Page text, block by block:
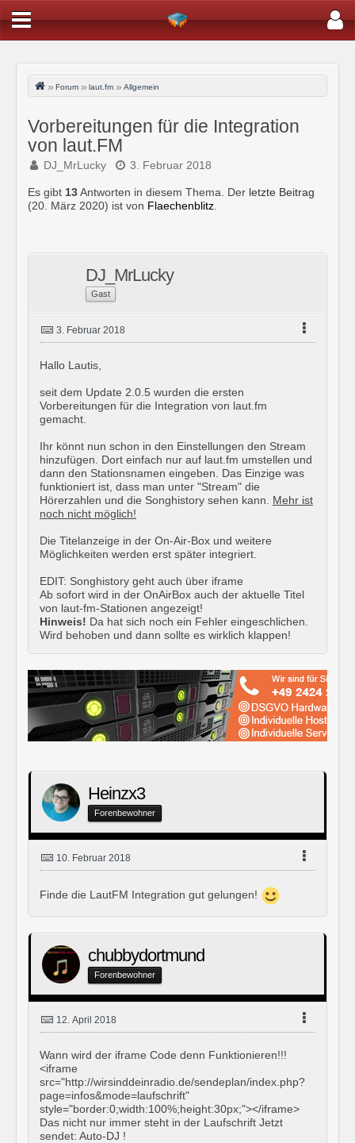
Forum laut.fm Allgemein
Vorbereitungen für die Integration
von laut.FM
DJ_MrLucky 3. Februar 2018
Es gibt 13Antworten in diesem Thema. Der letzte Beitrag
(20. März 2020) ist von Flaechenblitz
DJ_MrLucky
Gast
3. Februar 2018
Hallo Lautis,
seit dem Update 2.0.5 wurden die ersten
Vorbereitungen für die Integration von laut.fm
gemacht.
Ihr könnt nun schon in den Einstellungen den Stream
hinzufügen. Dort einfach nur auf laut.fm umstellen und
dann den Stationsnamen eingeben. Das Einzige was
funktioniert ist, dass man unter "Stream" die
Hörerzahlen und die Songhistory sehen kann. Mehr ist
noch nicht möglich!
Die Titelanzeige in der On-Air-Box und weitere
Möglichkeiten werden erst später integriert.
EDIT: Songhistory geht auch über iframe
Ab sofort wird in der OnAirBox auch der aktuelle Titel
von laut-fm-Stationen angezeigt!
Hinweis! Da hat sich noch ein Fehler eingeschlichen.
Wird behoben und dann sollte es wirklich klappen!
Heinzx3
Forenbewohner
10. Februar 2018
Finde die LautFM Integration gut gelungen!
chubbydortmund
Forenbewohner
12. April 2018
Wann wird der iframe Code denn Funktionieren!!!
<iframe
src="http://wirsinddeinradio.de/sendeplan/index.php?
page=infos&mode=laufschrift"
style="border:0;width:100%;height:30px;"></iframe>
Das nicht nur immer steht in der Laufschrift Jetzt
sendet: Auto-DJ !